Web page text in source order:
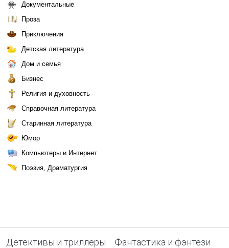
Документальные
Проза
Приключения
Детская литература
Дом и семья
Бизнес
Религия и духовность
Справочная литература
Старинная литература
Юмор
Компьютеры и Интернет
Поэзия, Драматургия
Детективы и триллеры Фантастика и фэнтези